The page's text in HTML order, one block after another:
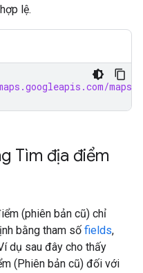
lệ.
maps/api/
Tìm địa điểm
(phiên bản cũ) chỉ
bằng tham số fields,
dụ sau đây cho thấy
(Phiên bản cũ) đối với